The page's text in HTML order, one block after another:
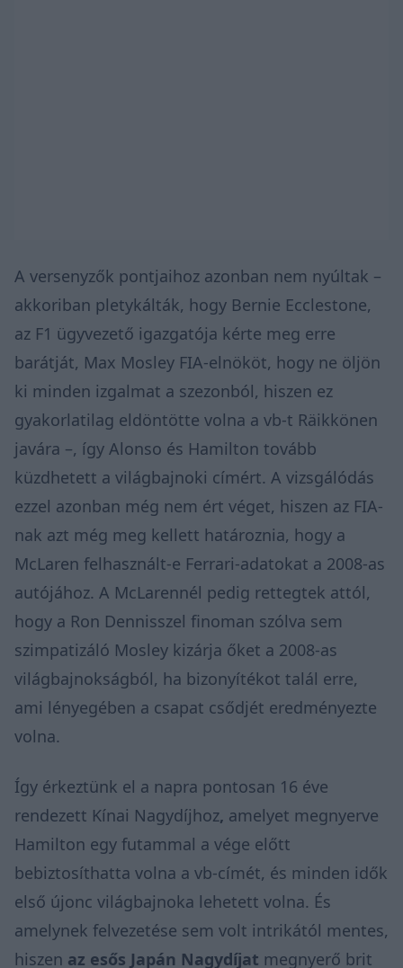
A versenyzők pontjaihoz azonban nem nyúltak –
akkoriban pletykálták, hogy Bernie Ecclestone,
az F1 ügyvezető igazgatója kérte meg erre
barátját, Max Mosley FIA-elnököt, hogy ne öljön
ki minden izgalmat a szezonból, hiszen ez
gyakorlatilag eldöntötte volna a vb-t Räikkönen
javára –, így Alonso és Hamilton tovább
küzdhetett a világbajnoki címért. A vizsgálódás
ezzel azonban még nem ért véget, hiszen az FIA-
nak azt még meg kellett határoznia, hogy a
McLaren felhasznált-e Ferrari-adatokat a 2008-as
autójához. A McLarennél pedig rettegtek attól,
hogy a Ron Dennisszel finoman szólva sem
szimpatizáló Mosley kizárja őket a 2008-as
világbajnokságból, ha bizonyítékot talál erre,
ami lényegében a csapat csődjét eredményezte
volna.
Így érkeztünk el a napra pontosan 16 éve
rendezett Kínai Nagydíjhoz, amelyet megnyerve
Hamilton egy futammal a vége előtt
bebiztosíthatta volna a vb-címét, és minden idők
első újonc világbajnoka lehetett volna. És
amelynek felvezetése sem volt intrikától mentes,
hiszen az esős Japán Nagydíjat megnyerő brit